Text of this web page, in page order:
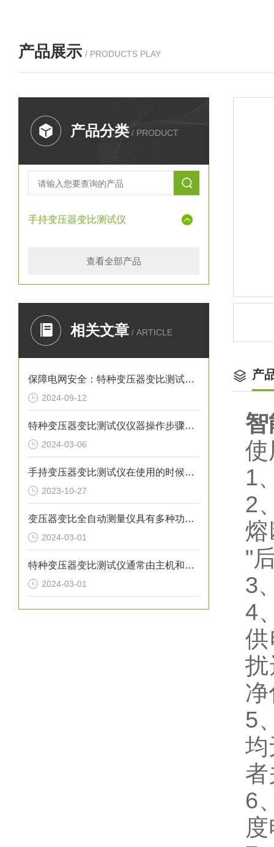
产品展示 / PRODUCTS PLAY
产品分类 / PRODUCT
手持变压器变比测试仪
查看全部产品
相关文章 / ARTICLE
保障电网安全：特种变压器变比测试仪在电力系统中的应用
2024-09-12
特种变压器变比测试仪仪器操作步骤具体如下
2024-03-06
手持变压器变比测试仪在使用的时候需要注意哪些事项？
2023-10-27
变压器变比全自动测量仪具有多种功能，以满足不同测试需求
2024-03-01
特种变压器变比测试仪通常由主机和相应的测试接线组成
2024-03-01
产
智
使
1
2
"
3
4
5
均
6